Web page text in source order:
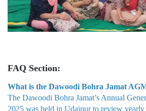
FAQ Section:
What is the Dawoodi Bohra Jamat
The Dawoodi Bohra Jamat’s Annual
2025 was held in Udaipur to review yearly